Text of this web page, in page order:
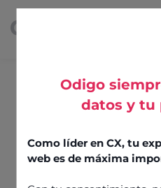
Odigo
datos y tu
Como líder en CX, tu
web es de máxima